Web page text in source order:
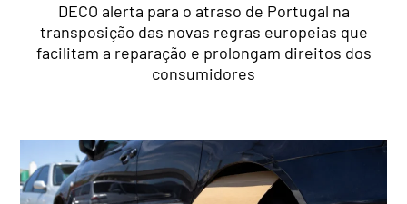
DECO alerta para o atraso de Portugal na
transposição das novas regras europeias que
facilitam a reparação e prolongam direitos dos
consumidores